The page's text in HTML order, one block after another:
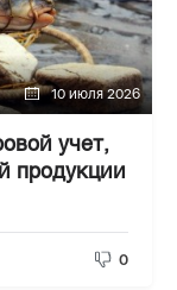
10 июля 2026
учет,
продукции
0